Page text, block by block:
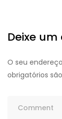
Deixe
O seu
obrigatórios